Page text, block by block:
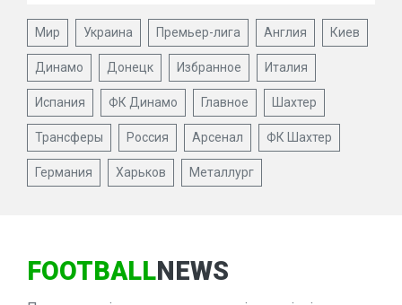
Мир Украина Премьер-лига Англия Киев
Динамо Донецк Избранное Италия
Испания ФК Динамо Главное Шахтер
Трансферы Россия Арсенал ФК Шахтер
Германия Харьков Металлург
FOOTBALLNEWS